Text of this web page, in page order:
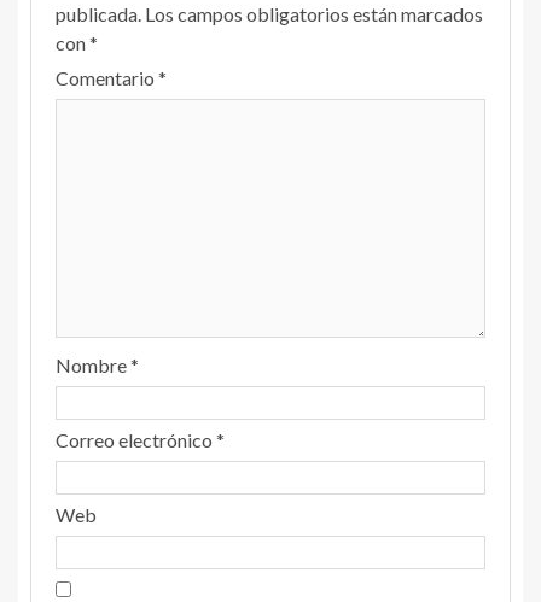
publicada. Los campos obligatorios están marcados
con*
Comentario *
Nombre*
Correo electrónico *
Web